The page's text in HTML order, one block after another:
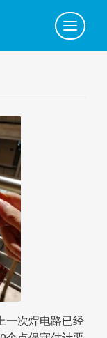
点
此
查
一次焊电路已经